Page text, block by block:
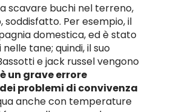
scavare buchi nel terreno,
Per esempio, il
domestica, ed è stato
tane; quindi, il suo
e jack russel vengono
è un grave errore
problemi di convivenza
anche con temperature